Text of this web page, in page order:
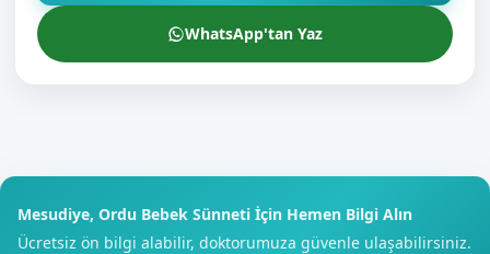
WhatsApp'tan Yaz
Mesudiye, Ordu Bebek Sünneti İçin Hemen Bilgi Alın
Ücretsiz ön bilgi alabilir, doktorumuza güvenle ulaşabilirsiniz.